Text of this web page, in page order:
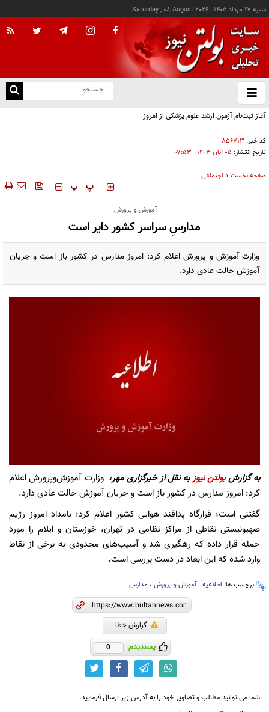
شنبه ۱۷ مرداد ۱۴۰۵ |
Saturday , 08 August 2026
باز
و
آغاز ثبت‌نام آزمون ارشد علوم پزشکی از امروز
کد خبر: ۸۵۶۷۱۳
تاریخ انتشار: ۰۵ آبان ۱۴۰۳ - ۰۷:۵۳
صفحه نخست » اجتماعی
‍‍‍ پ پ
آموزش و پرورش:
مدارسِ سراسر کشور دایر است
وزارت آموزش‌ و پرورش اعلام کرد: امروز مدارس در کشور باز است و جریان
آموزش حالت عادی دارد.
به گزارشبولتن نیوزبه نقل از خبرگزاری مهر، وزارت آموزش‌وپرورش اعلام
کرد: امروز مدارس در کشور باز است و جریان آموزش حالت عادی دارد.
گفتنی است؛ قرارگاه پدافند هوایی کشور اعلام کرد: بامداد امروز رژیم
صهیونیستی نقاطی از مراکز نظامی در تهران، خوزستان و ایلام را مورد
حمله قرار داده که رهگیری شد و آسیب‌های محدودی به برخی از نقاط
وارد شده که این ابعاد در دست بررسی است.
برچسب ها: اطلاعیه ،آموزش و پرورش ، مدارس
گزارش خطا
پسندیدم 0
شما می توانید مطالب و تصاویر خود را به آدرس زیر ارسال فرمایید.